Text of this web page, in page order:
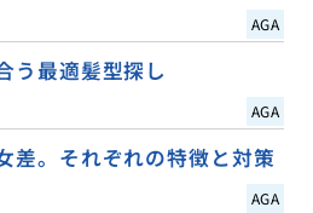
AGA
う最適髪型探し
AGA
差。それぞれの特徴と対策
AGA